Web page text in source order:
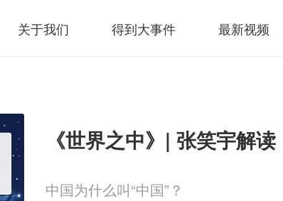
关于我们 得到大事件 最新视频
《世界之中》| 张笑宇解读
中国为什么叫“中国”？